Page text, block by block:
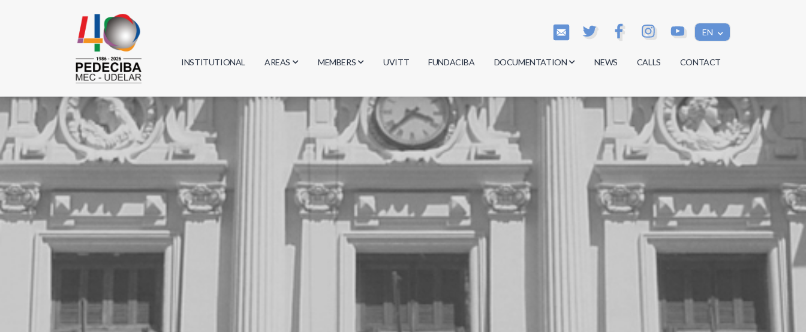
EN
INSTITUTIONAL AREAS
Biology
Geosciences
Computer Science
Mathematics
Chemistry
MEMBERS
Researchers
Students
Graduates
UVITT FUNDACIBA DOCUMENTATION
Minutes
Documents
NEWS CALLS CONTACT